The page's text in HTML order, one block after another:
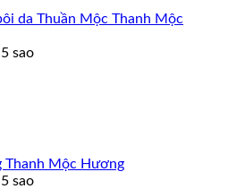
da Thuần Mộc Thanh Mộc
5 sao
Thanh Mộc Hương
5 sao